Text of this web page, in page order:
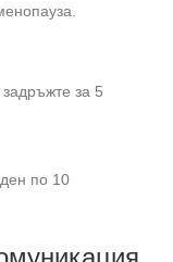
за 5
по 10